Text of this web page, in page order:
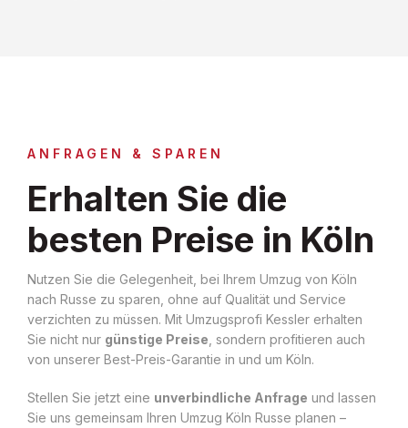
ANFRAGEN & SPAREN
Erhalten Sie die
besten Preise in Köln
Nutzen Sie die Gelegenheit, bei Ihrem Umzug von Köln
nach Russe zu sparen, ohne auf Qualität und Service
verzichten zu müssen. Mit Umzugsprofi Kessler erhalten
Sie nicht nur günstige Preise , sondern profitieren auch
von unserer Best-Preis-Garantie in und um Köln.
Stellen Sie jetzt eine unverbindliche Anfrage und lassen
Sie uns gemeinsam Ihren Umzug Köln Russe planen –